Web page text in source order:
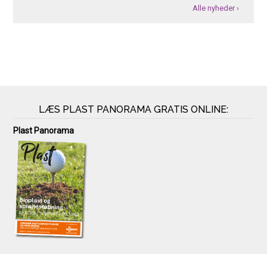
Alle nyheder ›
LÆS PLAST PANORAMA GRATIS ONLINE:
Plast Panorama